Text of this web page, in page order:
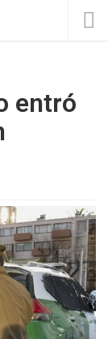
entró